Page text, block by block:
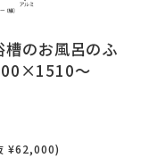
槽のお風呂のふ
～
¥62,000)